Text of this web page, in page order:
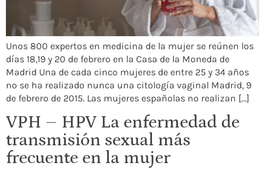
Unos 800 expertos en medicina de la mujer se reúnen los
días 18,19 y 20 de febrero en la Casa de la Moneda de
Madrid Una de cada cinco mujeres de entre 25 y 34 años
no se ha realizado nunca una citología vaginal Madrid, 9
de febrero de 2015. Las mujeres españolas no realizan […]
VPH – HPV La enfermedad de
transmisión sexual más
frecuente en la mujer